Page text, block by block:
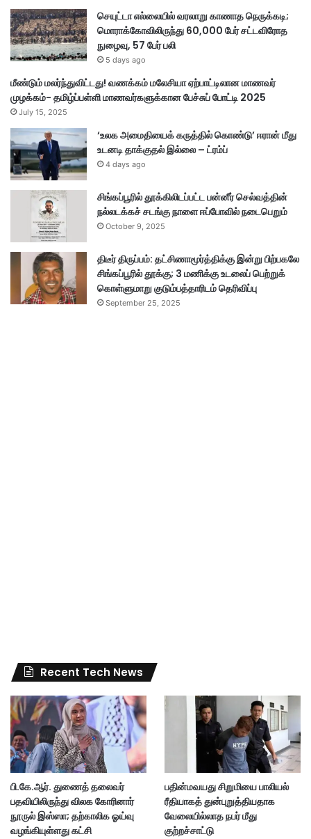
ப
டு
த்
தி
கொ
ள்
ள
வே
ண்
டு
கோ
ள்
செயுட்டா எல்லையில் வரலாறு காணாத நெருக்கடி;
மொராக்கோவிலிருந்து 60,000 பேர் சட்டவிரோத
நுழைவு, 57 பேர் பலி
5 days ago
மீண்டும் மலர்ந்துவிட்டது! வணக்கம் மலேசியா ஏற்பாட்டிலான மாணவர்
முழக்கம்- தமிழ்ப்பள்ளி மாணவர்களுக்கான பேச்சுப் போட்டி 2025
July 15, 2025
‘உலக அமைதியைக் கருத்தில் கொண்டு’ ஈரான் மீது
உடனடி தாக்குதல் இல்லை – ட்ரம்ப்
4 days ago
சிங்கப்பூரில் தூக்கிலிடப்பட்ட பன்னீர் செல்வத்தின்
நல்லடக்கச் சடங்கு நாளை ஈப்போவில் நடைபெறும்
October 9, 2025
திடீர் திருப்பம்: தட்சிணாமூர்த்திக்கு இன்று பிற்பகலே
சிங்கப்பூரில் தூக்கு; 3 மணிக்கு உடலைப் பெற்றுக்
கொள்ளுமாறு குடும்பத்தாரிடம் தெரிவிப்பு
September 25, 2025
Recent Tech News
பி.கே.ஆர். துணைத் தலைவர்
பதவியிலிருந்து விலக கோரினார்
நூருல் இஸ்ஸா; தற்காலிக ஓய்வு
வழங்கியுள்ளது கட்சி
பதின்மவயது சிறுமியை பாலியல்
ரீதியாகத் துன்புறுத்தியதாக
வேலையில்லாத நபர் மீது
குற்றச்சாட்டு